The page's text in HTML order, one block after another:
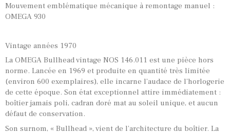
Mouvement emblématique mécanique à remontage manuel :
OMEGA 930
Vintage années 1970
La OMEGA Bullhead vintage NOS 146.011 est une pièce hors
norme. Lancée en 1969 et produite en quantité très limitée
(environ 600 exemplaires), elle incarne l’audace de l’horlogerie
de cette époque. Son état exceptionnel attire immédiatement :
boîtier jamais poli, cadran doré mat au soleil unique, et aucun
défaut de conservation.
Son surnom, « Bullhead », vient de l’architecture du boîtier. La